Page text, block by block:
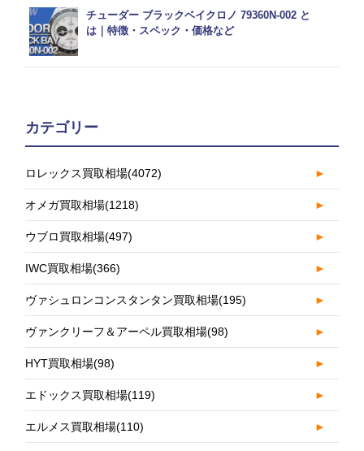
チューダー ブラックベイクロノ 79360N-002 と
は｜特徴・スペック・価格など
カテゴリー
ロレックス買取相場(4072) ►
オメガ買取相場(1218) ►
ウブロ買取相場(497) ►
IWC買取相場(366) ►
ヴァシュロンコンスタンタン買取相場(195) ►
ヴァンクリーフ＆アーペル買取相場(98) ►
HYT買取相場(98) ►
エドックス買取相場(119) ►
エルメス買取相場(110) ►